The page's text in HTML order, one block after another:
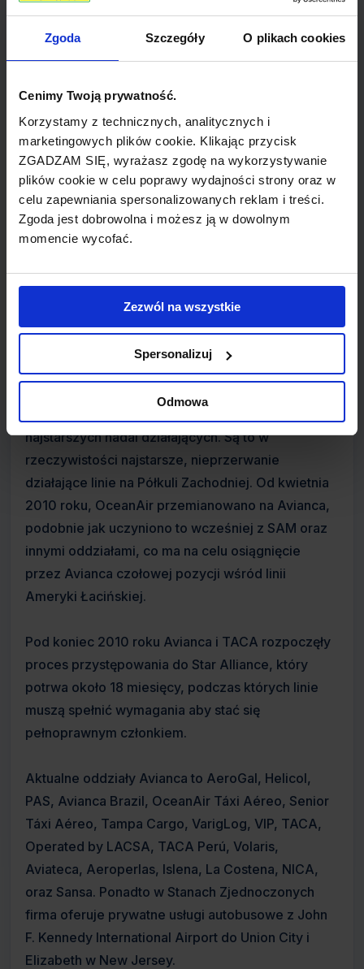
Zgoda Szczegóły O plikach cookies
Cenimy Twoją prywatność.
Korzystamy z technicznych, analitycznych i
marketingowych plików cookie. Klikając przycisk
ZGADZAM SIĘ, wyrażasz zgodę na wykorzystywanie
plików cookie w celu poprawy wydajności strony oraz w
celu zapewniania spersonalizowanych reklam i treści.
Zgoda jest dobrowolna i możesz ją w dowolnym
momencie wycofać.
Zezwól na wszystkie
Spersonalizuj
Odmowa
flagowy przewoźnik Kolumbii, działający od 1919
Siedziba główna znajduje się w Bogocie, a główny
Są to największe linie lotnicze w Kolumbii oraz
jedne z głównych w Ameryce Łacińskiej. Avianca
wspólnie ze swoimi oddziałami, posiada
najbardziej rozbudowaną siatkę połączeń
(zarówno pasażerskich, jak i cargo) do
miejscowości w Amerykach oraz
najnowocześniejszą flotę na kontynencie.
w Ameryce Łacińskiej utworzony na Bahamach,
specjalizujący się w transporcie powietrznym.
W październiku 2009 roku ogłoszono fuzję
najstarszych nadal działających. Są to w
rzeczywistości najstarsze, nieprzerwanie
działające linie na Półkuli Zachodniej. Od kwietnia
2010 roku, OceanAir przemianowano na Avianca,
podobnie jak uczyniono to wcześniej z SAM oraz
innymi oddziałami, co ma na celu osiągnięcie
przez Avianca czołowej pozycji wśród linii
Ameryki Łacińskiej.
Pod koniec 2010 roku Avianca i TACA rozpoczęły
proces przystępowania do Star Alliance, który
potrwa około 18 miesięcy, podczas których linie
muszą spełnić wymagania aby stać się
pełnoprawnym członkiem.
Aktualne oddziały Avianca to AeroGal, Helicol,
PAS, Avianca Brazil, OceanAir Táxi Aéreo, Senior
Táxi Aéreo, Tampa Cargo, VarigLog, VIP, TACA,
Operated by LACSA, TACA Perú, Volaris,
Aviateca, Aeroperlas, Islena, La Costena, NICA,
oraz Sansa. Ponadto w Stanach Zjednoczonych
firma oferuje prywatne usługi autobusowe z John
F. Kennedy International Airport do Union City i
Elizabeth w New Jersey.